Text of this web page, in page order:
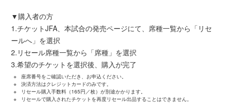
▼購入者の方
1.チケットJFA、本試合の発売ページにて、席種一覧から「リセ
ールへ」を選択
2.リセール席種一覧から「席種」を選択
3.希望のチケットを選択後、購入が完了
※
座席番号をご確認いただき、お申込ください。
※
決済方法はクレジットカードのみです。
※
リセール購入手数料（165円／枚）が別途かかります。
※
リセールで購入されたチケットを再度リセール出品することはできません。